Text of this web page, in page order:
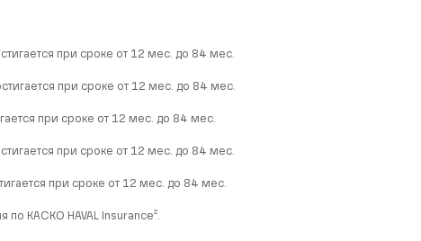
при сроке от 12 мес. до 84 мес.
при сроке от 12 мес. до 84 мес.
при сроке от 12 мес. до 84 мес.
при сроке от 12 мес. до 84 мес.
при сроке от 12 мес. до 84 мес.
КАСКО HAVAL Insurance².